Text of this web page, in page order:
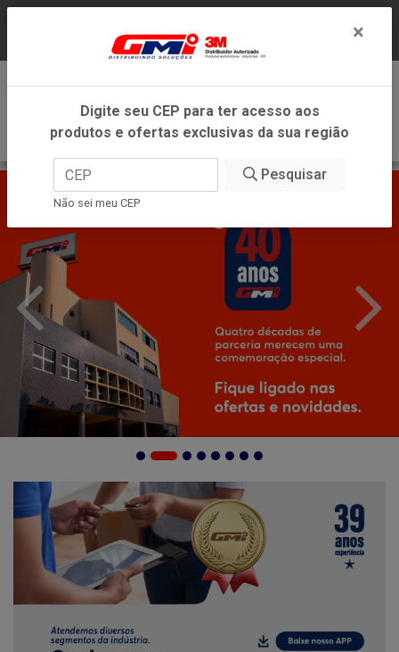
DENTRO DO ESTADO DE MINAS GERAIS.
×
Digite seu CEP para ter acesso aos
produtos e ofertas exclusivas da sua região
Pesquisar
Não sei meu CEP